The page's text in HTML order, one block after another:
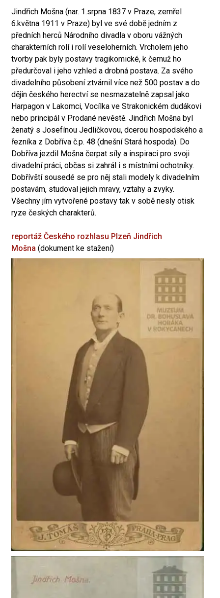
Jindřich Mošna (nar. 1.srpna 1837 v Praze, zemřel
6.května 1911 v Praze) byl ve své době jedním z
předních herců Národního divadla v oboru vážných
charakterních rolí i rolí veseloherních. Vrcholem jeho
tvorby pak byly postavy tragikomické, k čemuž ho
předurčoval i jeho vzhled a drobná postava. Za svého
divadelního působení ztvárnil více než 500 postav a do
dějin českého herectví se nesmazatelně zapsal jako
Harpagon v Lakomci, Vocílka ve Strakonickém dudákovi
nebo principál v Prodané nevěstě. Jindřich Mošna byl
ženatý s Josefínou Jedličkovou, dcerou hospodského a
řezníka z Dobříva č.p. 48 (dnešní Stará hospoda). Do
Dobříva jezdil Mošna čerpat síly a inspiraci pro svoji
divadelní práci, občas si zahrál i s místními ochotníky.
Dobřívští sousedé se pro něj stali modely k divadelním
postavám, studoval jejich mravy, vztahy a zvyky.
Všechny jím vytvořené postavy tak v sobě nesly otisk
ryze českých charakterů.
reportáž Českého rozhlasu Plzeň Jindřich
Mošna (dokument ke stažení)